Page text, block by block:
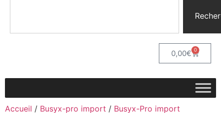
0,00€ 0
Accueil / Busyx-pro import / Busyx-Pro import